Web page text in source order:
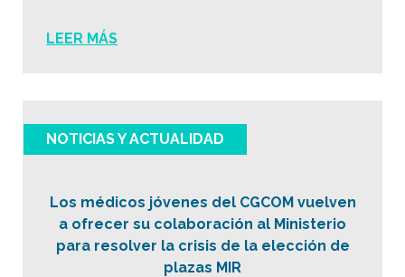
LEER MÁS
NOTICIAS Y ACTUALIDAD
Los médicos jóvenes del CGCOM vuelven
a ofrecer su colaboración al Ministerio
para resolver la crisis de la elección de
plazas MIR